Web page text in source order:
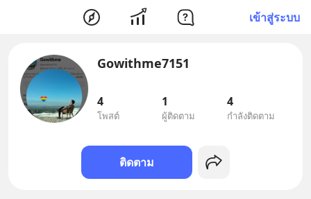
เข้าสู่ระบบ
Gowithme7151
4
โพสต์
1
ผู้ติดตาม
4
กำลังติดตาม
ติดตาม